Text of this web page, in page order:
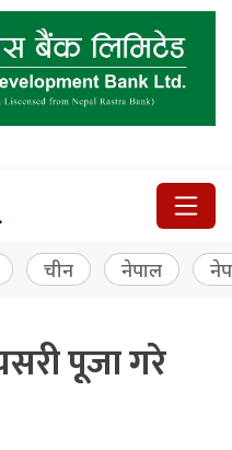
चीन नेपाल
पूजा गरे